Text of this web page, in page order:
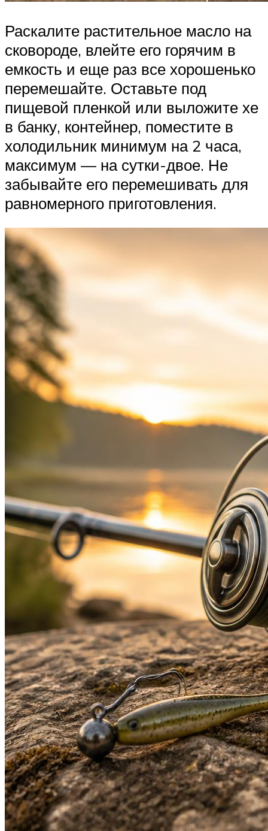
Раскалите растительное масло на
сковороде, влейте его горячим в
емкость и еще раз все хорошенько
перемешайте. Оставьте под
пищевой пленкой или выложите хе
в банку, контейнер, поместите в
холодильник минимум на 2 часа,
максимум — на сутки-двое. Не
забывайте его перемешивать для
равномерного приготовления.